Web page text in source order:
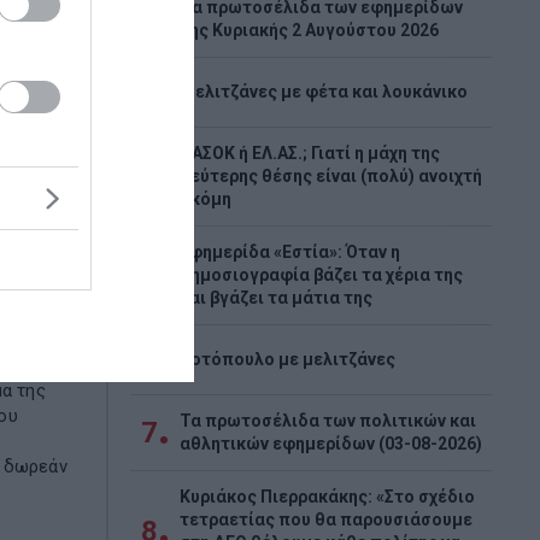
την
της
δωρεάν
Tα πρωτοσέλιδα των εφημερίδων
της Κυριακής 2 Αυγούστου 2026
Μελιτζάνες με φέτα και λουκάνικο
ΠΑΣΟΚ ή ΕΛ.ΑΣ.; Γιατί η μάχη της
δεύτερης θέσης είναι (πολύ) ανοιχτή
ακόμη
Εφημερίδα «Εστία»: Όταν η
δημοσιογραφία βάζει τα χέρια της
και βγάζει τα μάτια της
Κοτόπουλο με μελιτζάνες
7
Τα πρωτοσέλιδα των πολιτικών και
αθλητικών εφημερίδων (03-08-2026)
8
Κυριάκος Πιερρακάκης: «Στο σχέδιο
τετραετίας που θα παρουσιάσουμε